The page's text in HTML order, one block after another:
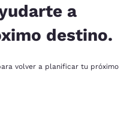
a
destino.
volver a planificar tu próximo